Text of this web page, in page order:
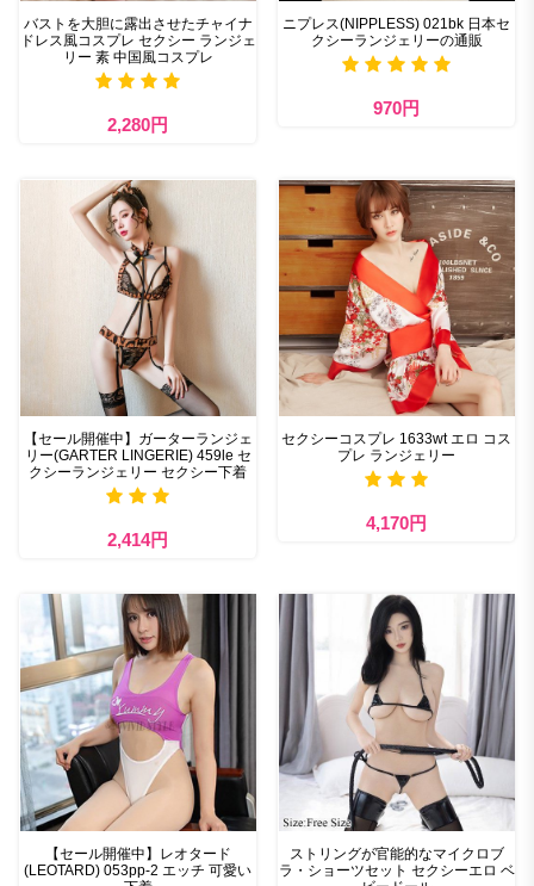
バストを大胆に露出させたチャイナ
ドレス風コスプレ セクシー ランジェ
リー 素 中国風コスプレ
2,280円
ニプレス(NIPPLESS) 021bk 日本セ
クシーランジェリーの通販
970円
【セール開催中】ガーターランジェ
リー(GARTER LINGERIE) 459le セ
クシーランジェリー セクシー下着
2,414円
セクシーコスプレ 1633wt エロ コス
プレ ランジェリー
4,170円
【セール開催中】レオタード
(LEOTARD) 053pp-2 エッチ 可愛い
ストリングが官能的なマイクロブ
ラ・ショーツセット セクシーエロ ベ